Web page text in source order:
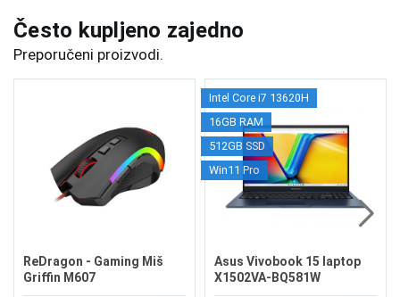
Često kupljeno zajedno
Preporučeni proizvodi.
ReDragon - Gaming Miš
Griffin M607
Intel Core i7 13620H
16GB RAM
512GB SSD
Win11 Pro
Asus Vivobook 15 laptop
X1502VA-BQ581W